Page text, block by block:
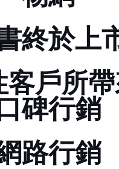
終於上
客戶所帶
口碑行銷
路行銷